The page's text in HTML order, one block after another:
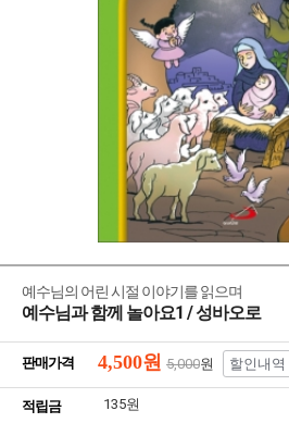
예수님의 어린 시절 이야기를 읽으며
예수님과 함께 놀아요1 / 성바오로
판매가격 4,500원 5,000원 할인내역
적립금 135원